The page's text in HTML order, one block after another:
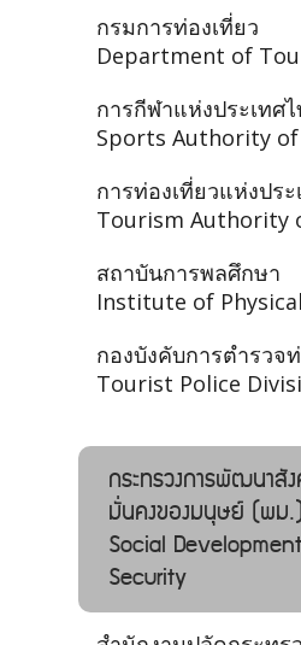
กรมการท่องเที่ยว
Department of
การกีฬาแห่งประเทศ
Sports Authority
การท่องเที่ยวแห่งประ
Tourism Authority
สถาบันการพลศึกษา
Institute of
กองบังคับการตำรวจ
Tourist Police
กระทรวงการพัฒนาสั
มั่นคงของมนุษย์ (พม
Social
Security